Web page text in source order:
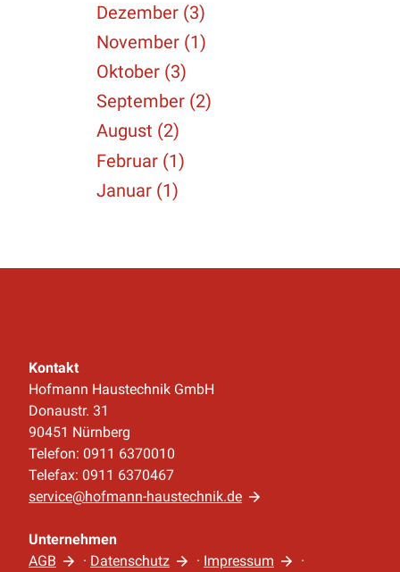
Dezember (3)
November (1)
Oktober (3)
September (2)
August (2)
Februar (1)
Januar (1)
Kontakt
Hofmann Haustechnik GmbH
Donaustr. 31
90451 Nürnberg
Telefon: 0911 6370010
Telefax: 0911 6370467
service@hofmann-haustechnik.de
Unternehmen
AGB
· Datenschutz · Impressum
·